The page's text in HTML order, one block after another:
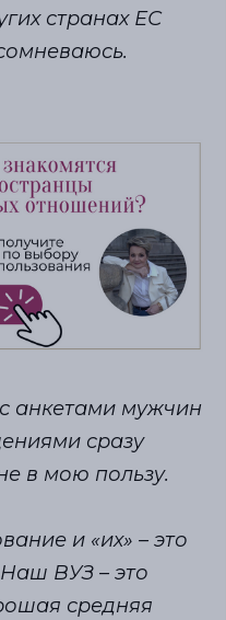
странах ЕС
анкетами мужчин
сразу
в мою пользу.
и «их» – это
ВУЗ – это
средняя